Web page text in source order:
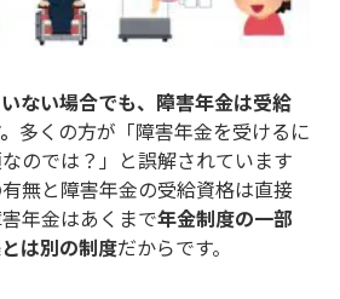
ない場合でも、障害年金は受給
多くの方が「障害年金を受けるに
のでは？」と誤解されています
無と障害年金の受給資格は直接
年金はあくまで年金制度の一部
は別の制度だからです。